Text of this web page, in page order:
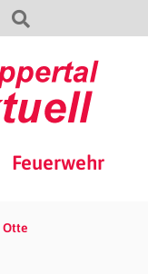
Feuerwehr
Otte